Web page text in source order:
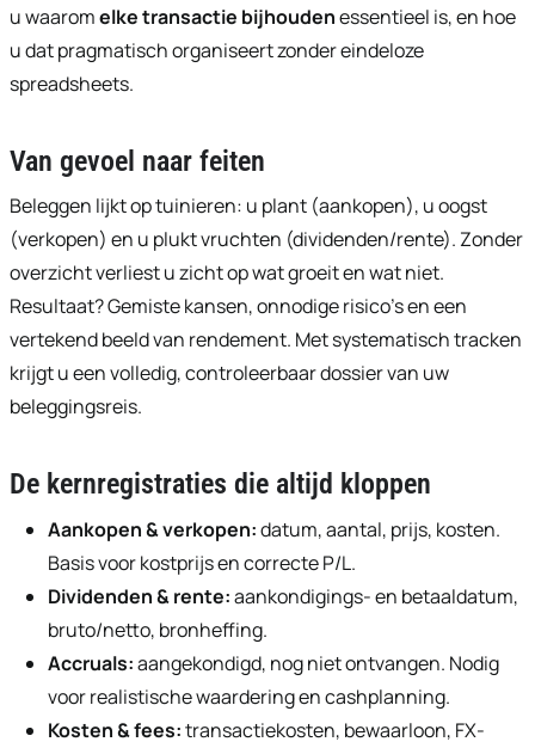
u waaromelke transactie bijhoudenessentieel is, en hoe
u dat pragmatisch organiseert zonder eindeloze
spreadsheets.
Van gevoel naar feiten
Beleggen lijkt op tuinieren: u plant (aankopen), u oogst
(verkopen) en u plukt vruchten (dividenden/rente). Zonder
overzicht verliest u zicht op wat groeit en wat niet.
Resultaat? Gemiste kansen, onnodige risico’s en een
vertekend beeld van rendement. Met systematisch tracken
krijgt u een volledig, controleerbaar dossier van uw
beleggingsreis.
De kernregistraties die altijd kloppen
Aankopen & verkopen:datum, aantal, prijs, kosten.
Basis voor kostprijs en correcte P/L.
Dividenden & rente:aankondigings- en betaaldatum,
bruto/netto, bronheffing.
Accruals:aangekondigd, nog niet ontvangen. Nodig
voor realistische waardering en cashplanning.
Kosten & fees:transactiekosten, bewaarloon, FX-